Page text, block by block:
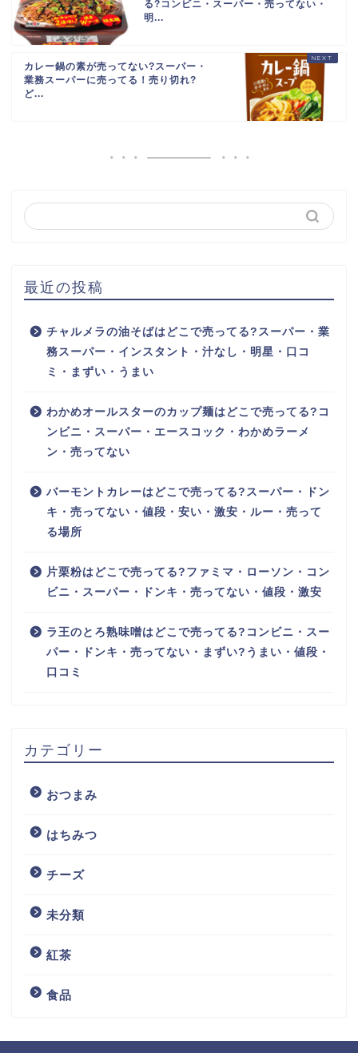
る?コンビニ・スーパー・売ってない・
明...
カレー鍋の素が売ってない?スーパー・
業務スーパーに売ってる！売り切れ?
ど...
最近の投稿
チャルメラの油そばはどこで売ってる?スーパー・業
務スーパー・インスタント・汁なし・明星・口コ
ミ・まずい・うまい
わかめオールスターのカップ麺はどこで売ってる?コ
ンビニ・スーパー・エースコック・わかめラーメ
ン・売ってない
バーモントカレーはどこで売ってる?スーパー・ドン
キ・売ってない・値段・安い・激安・ルー・売って
る場所
片栗粉はどこで売ってる?ファミマ・ローソン・コン
ビニ・スーパー・ドンキ・売ってない・値段・激安
ラ王のとろ熟味噌はどこで売ってる?コンビニ・スー
パー・ドンキ・売ってない・まずい?うまい・値段・
口コミ
カテゴリー
おつまみ
はちみつ
チーズ
未分類
紅茶
食品